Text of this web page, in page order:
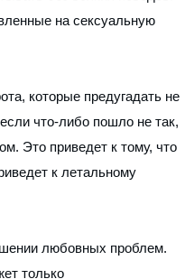
на сексуальную
которые предугадать не
что-либо пошло не так,
Это приведет к тому, что
к летальному
любовных проблем.
только